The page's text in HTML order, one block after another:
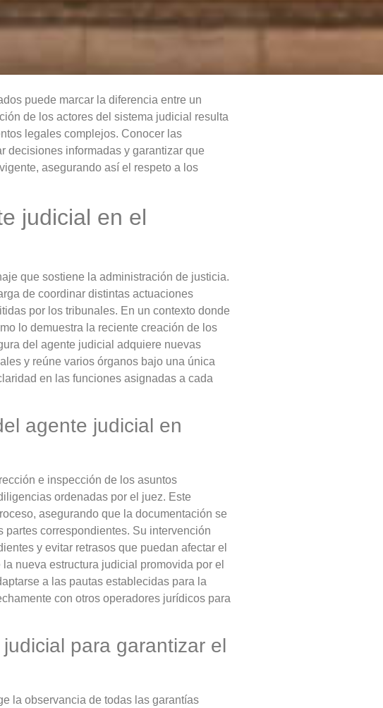
puede marcar la diferencia entre un
de los actores del sistema judicial resulta
legales complejos. Conocer las
decisiones informadas y garantizar que
asegurando así el respeto a los
judicial en el
que sostiene la administración de justicia.
de coordinar distintas actuaciones
por los tribunales. En un contexto donde
lo demuestra la reciente creación de los
del agente judicial adquiere nuevas
y reúne varios órganos bajo una única
en las funciones asignadas a cada
agente judicial en
e inspección de los asuntos
ordenadas por el juez. Este
asegurando que la documentación se
correspondientes. Su intervención
y evitar retrasos que puedan afectar el
nueva estructura judicial promovida por el
a las pautas establecidas para la
con otros operadores jurídicos para
para garantizar el
la observancia de todas las garantías